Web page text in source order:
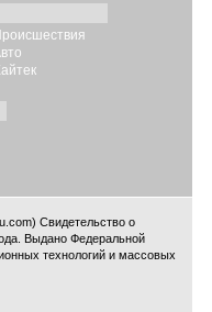
Свидетельство о
Выдано Федеральной
технологий и массовых